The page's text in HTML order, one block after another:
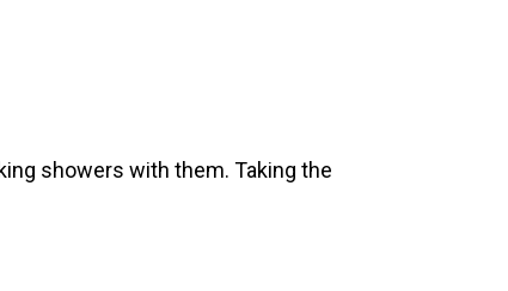
showers with them. Taking the